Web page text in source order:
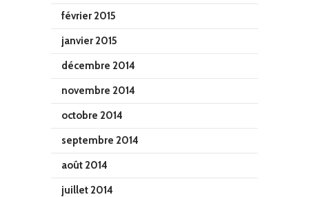
février 2015
janvier 2015
décembre 2014
novembre 2014
octobre 2014
septembre 2014
août 2014
juillet 2014